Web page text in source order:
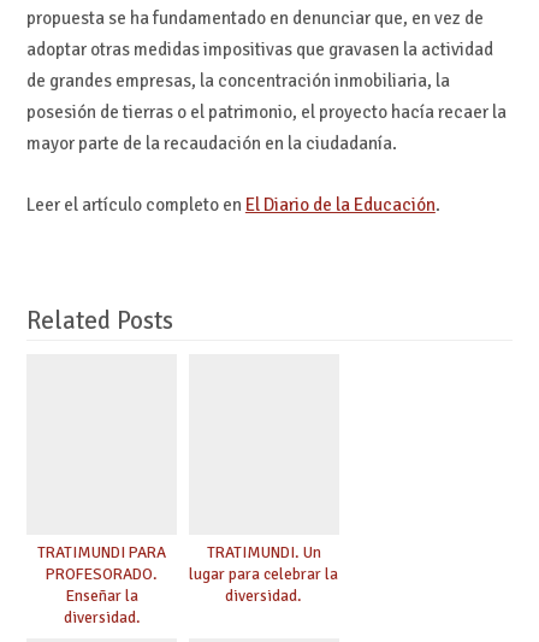
propuesta se ha fundamentado en denunciar que, en vez de
adoptar otras medidas impositivas que gravasen la actividad
de grandes empresas, la concentración inmobiliaria, la
posesión de tierras o el patrimonio, el proyecto hacía recaer la
mayor parte de la recaudación en la ciudadanía.
Leer el artículo completo en El Diario de la Educación.
Related Posts
TRATIMUNDI PARA
PROFESORADO.
Enseñar la
diversidad.
TRATIMUNDI. Un
lugar para celebrar la
diversidad.